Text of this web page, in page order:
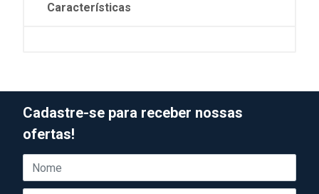
Características
Cadastre-se para receber nossas
ofertas!